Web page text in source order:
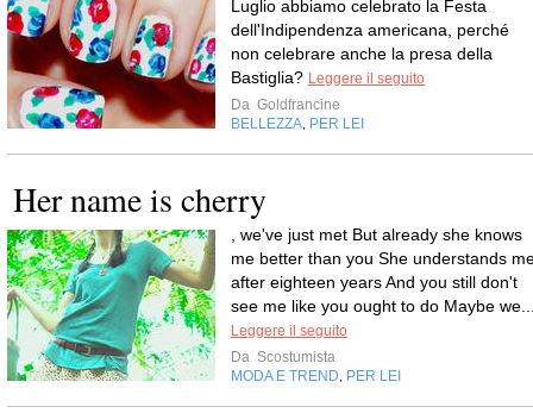
Luglio abbiamo celebrato la Festa
dell'Indipendenza americana, perché
non celebrare anche la presa della
Bastiglia? Leggere il seguito
Da Goldfrancine
BELLEZZA PER LEI
Her name is cherry
, we've just met But already she knows
me better than you She understands
after eighteen years And you still don't
see me like you ought to do Maybe
Leggere il seguito
Da Scostumista
MODA E TREND
PER LEI